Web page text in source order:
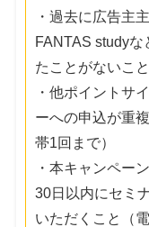
・過去に広告主
FANTAS study
たことがないこと
・他ポイントサ
ーへの申込が重
帯1回まで）
・本キャンペー
30日以内にセミ
いただくこと（